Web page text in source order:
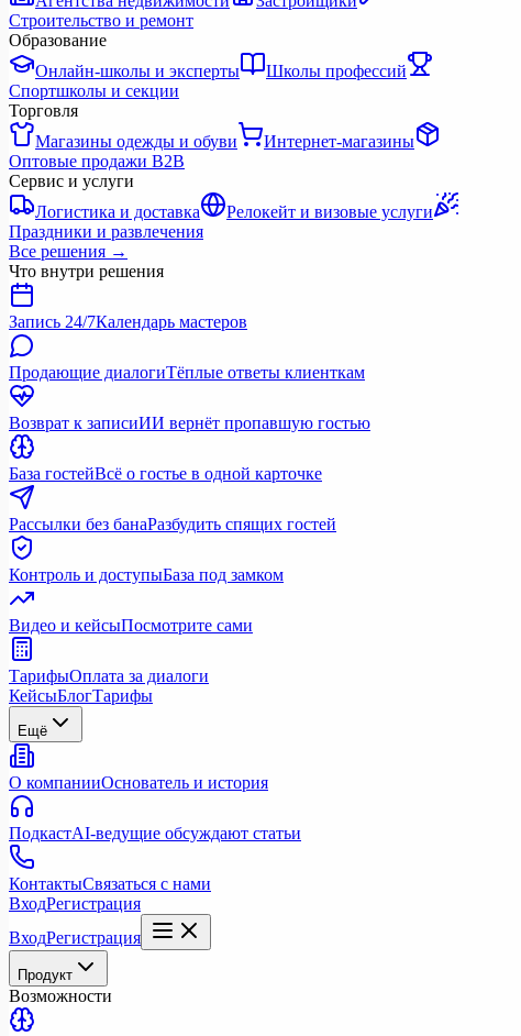
Строительство и ремонт
Образование
Онлайн-школы и эксперты
Школы профессий
Спортшколы и секции
Торговля
Магазины одежды и обуви
Интернет-магазины
Оптовые продажи B2B
Сервис и услуги
Логистика и доставка
Релокейт и визовые услуги
Праздники и развлечения
Все решения →
Что внутри решения
Запись 24/7Календарь мастеров
Продающие диалогиТёплые ответы клиенткам
Возврат к записиИИ вернёт пропавшую гостью
База гостейВсё о гостье в одной карточке
Рассылки без банаРазбудить спящих гостей
Контроль и доступыБаза под замком
Видео и кейсыПосмотрите сами
ТарифыОплата за диалоги
КейсыБлогТарифы
Ещё
О компанииОснователь и история
ПодкастAI-ведущие обсуждают статьи
КонтактыСвязаться с нами
ВходРегистрация
ВходРегистрация
Продукт
Возможности